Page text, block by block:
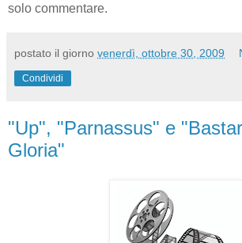
solo commentare.
postato il giorno venerdì, ottobre 30, 2009
Condividi
"Up", "Parnassus" e
Gloria"